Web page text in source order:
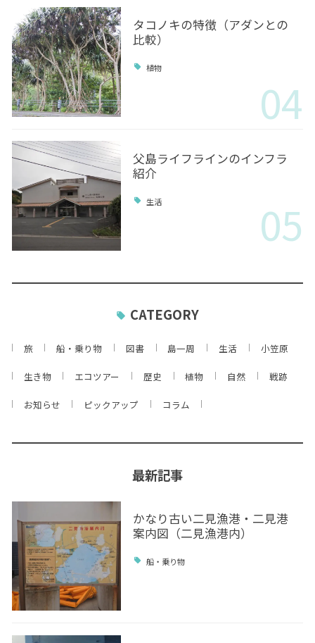
タコノキの特徴（アダンとの
比較）
植物
04
父島ライフラインのインフラ
紹介
生活 05
CATEGORY
旅 船・乗り物 図書 島一周 生活 小笠原
生き物 エコツアー 歴史 植物 自然 戦跡
お知らせ ピックアップ コラム
最新記事
かなり古い二見漁港・二見港
案内図（二見漁港内）
船・乗り物